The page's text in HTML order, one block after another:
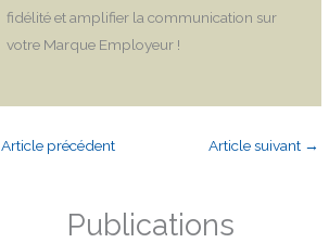
fidélité et amplifier la communication sur
votre Marque Employeur !
Article précédent Article suivant →
Publications